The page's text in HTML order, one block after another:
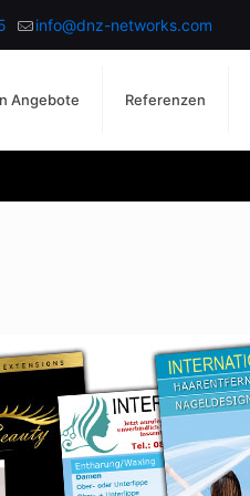
info@dnz-networks.com
Angebote Referenzen